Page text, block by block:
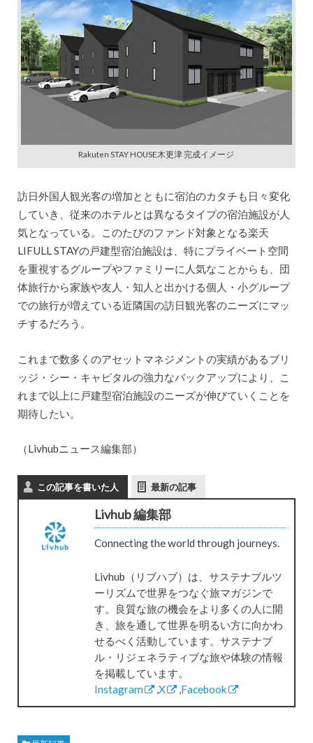
Rakuten STAY HOUSE木更津 完成イメージ
訪日外国人観光客の増加とともに宿泊のカタチも日々変化
していき、従来のホテルとは異なるタイプの宿泊施設が人
気となっている。このたびのファンド対象となる楽天
LIFULL STAYの戸建型宿泊施設は、特にプライベート空間
を重視するグループやファミリーに人気なことからも、団
体旅行から家族や友人・知人と出かける個人・小グループ
での旅行が増えている近隣国の訪日観光客のニーズにマッ
チするだろう。
これまで数多くのアセットマネジメントの実績があるブリ
ッジ・シー・キャピタルの強力なバックアップにより、こ
れまで以上に戸建型宿泊施設のニーズが伸びていくことを
期待したい。
（Livhubニュース編集部）
この記事を書いた人 最新の記事
Livhub 編集部
Connecting the world through journeys.
Livhub（リブハブ）は、サステナブルツ
ーリズムで世界をつなぐ旅マガジンで
す。良質な旅の機会をより多くの人に開
き、旅を通して世界を明るい方に向かわ
せるべく活動しています。サステナブ
ル・リジェネラティブな旅や体験の情報
を掲載しています。
Instagram
X Facebook